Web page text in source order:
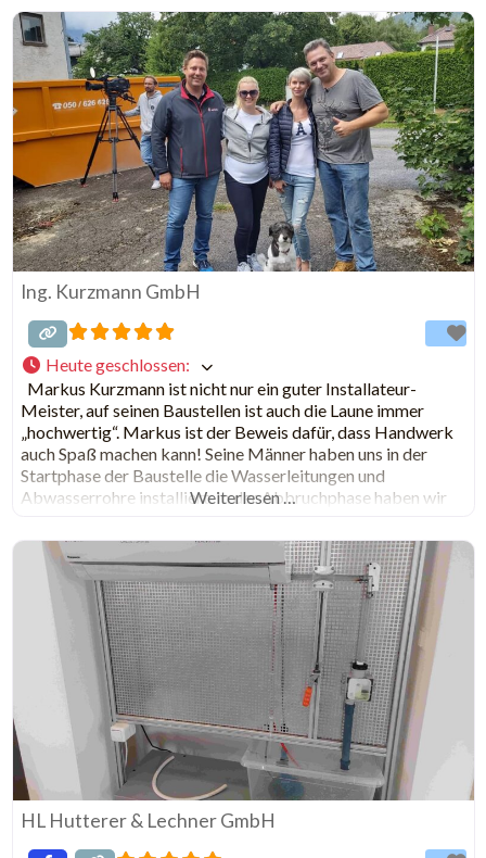
Entwürfe präsentieren.
Ing. Kurzmann GmbH
Heute geschlossen:
Markus Kurzmann ist nicht nur ein guter Installateur-
Meister, auf seinen Baustellen ist auch die Laune immer
„hochwertig“. Markus ist der Beweis dafür, dass Handwerk
auch Spaß machen kann! Seine Männer haben uns in der
Startphase der Baustelle die Wasserleitungen und
Abwasserrohre installiert. In der Abbruchphase haben wir
abgebrochen. Ohne Markus wären wir im
Weiterlesen …
HL Hutterer & Lechner GmbH